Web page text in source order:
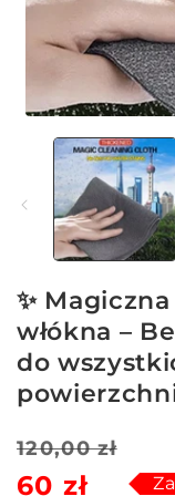
multimedia
oknie
modalnym
✨
włókna –
do
60 zł
Cena
regularna
120,00 zł
Cena
sprzedaży